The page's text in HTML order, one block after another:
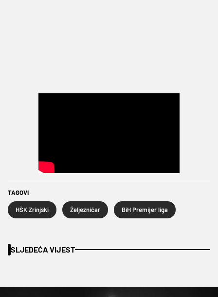
TAGOVI
HŠK Zrinjski Željezničar BiH Premijer liga
SLJEDEĆA VIJEST